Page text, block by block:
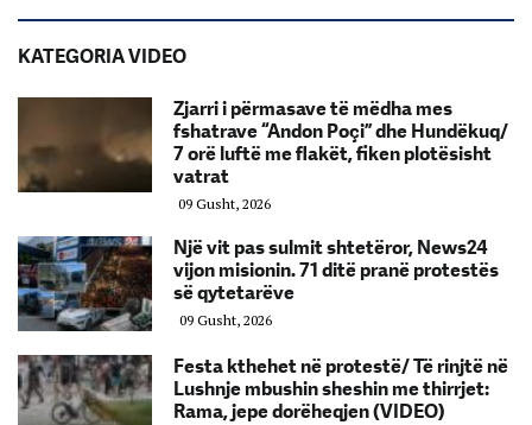
KATEGORIA VIDEO
Zjarri i përmasave të mëdha mes
fshatrave “Andon Poçi” dhe Hundëkuq/
7 orë luftë me flakët, fiken plotësisht
vatrat
09 Gusht, 2026
Një vit pas sulmit shtetëror, News24
vijon misionin. 71 ditë pranë protestës
së qytetarëve
09 Gusht, 2026
Festa kthehet në protestë/ Të rinjtë në
Lushnje mbushin sheshin me thirrjet:
Rama, jepe dorëheqjen (VIDEO)